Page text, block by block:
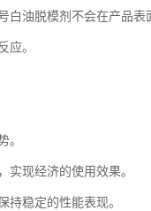
油脱模剂不会在产品表
应。
。
实现经济的使用效果。
持稳定的性能表现。